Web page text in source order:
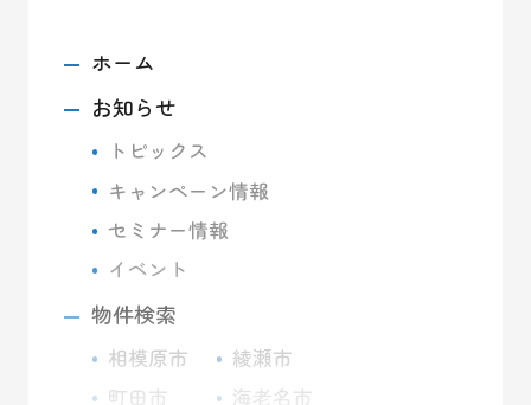
ホーム
お知らせ
トピックス
キャンペーン情報
セミナー情報
イベント
物件検索
相模原市
町田市
綾瀬市
海老名市